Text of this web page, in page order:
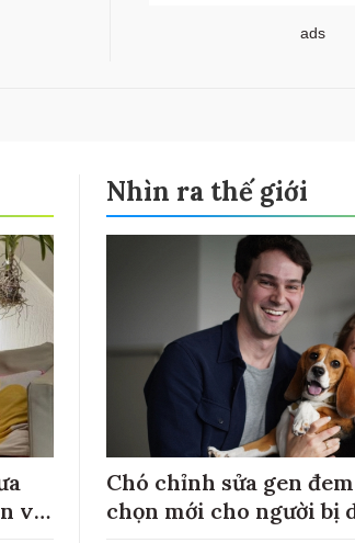
ads
về
Nhìn ra thế giới
Chó chỉnh sửa gen
chọn mới cho người bị